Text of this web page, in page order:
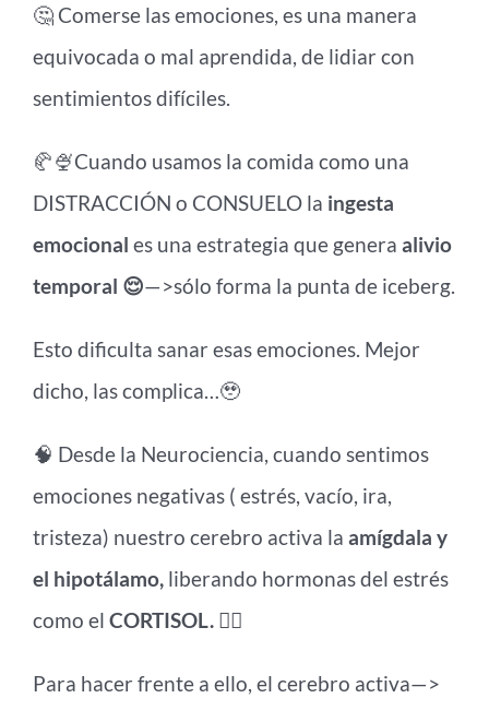
🤔 Comerse las emociones, es una manera
equivocada o mal aprendida, de lidiar con
sentimientos difíciles.
🥐🍨Cuando usamos la comida como una
DISTRACCIÓN o CONSUELO la ingesta
emocional es una estrategia que genera alivio
temporal 😌—>sólo forma la punta de iceberg.
Esto dificulta sanar esas emociones. Mejor
dicho, las complica…🥹
🧠 Desde la Neurociencia, cuando sentimos
emociones negativas ( estrés, vacío, ira,
tristeza) nuestro cerebro activa la amígdala y
el hipotálamo,liberando hormonas del estrés
como el CORTISOL.😵‍💫
Para hacer frente a ello, el cerebro activa—>